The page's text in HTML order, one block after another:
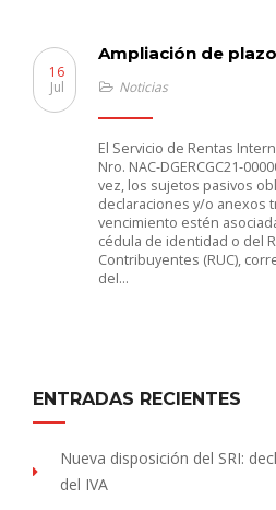
Ampliación de
16
Jul
Noticias
El Servicio de Rentas
Nro. NAC-DGERCGC21-
vez, los sujetos pasivos
declaraciones y/o anexos
vencimiento estén
cédula de identidad o del
Contribuyentes (RUC),
del…
ENTRADAS RECIENTES
Nueva disposición del SRI:
del IVA